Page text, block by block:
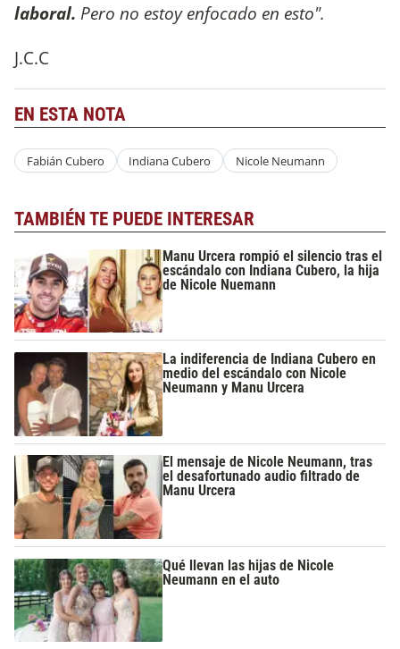
laboral. Pero no estoy enfocado en esto".
J.C.C
EN ESTA NOTA
Fabián Cubero Indiana Cubero Nicole Neumann
TAMBIÉN TE PUEDE INTERESAR
Manu Urcera rompió el silencio tras el
escándalo con Indiana Cubero, la hija
de Nicole Nuemann
La indiferencia de Indiana Cubero en
medio del escándalo con Nicole
Neumann y Manu Urcera
El mensaje de Nicole Neumann, tras
el desafortunado audio filtrado de
Manu Urcera
Qué llevan las hijas de Nicole
Neumann en el auto